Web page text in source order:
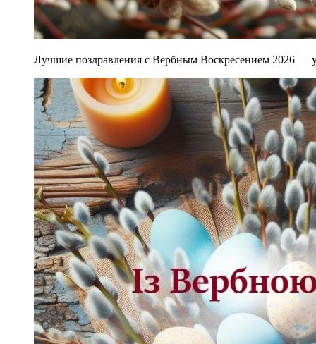
Лучшие поздравления с Вербным Воскресением 2026 —